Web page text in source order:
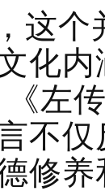
这个
化内
《左
不仅
修